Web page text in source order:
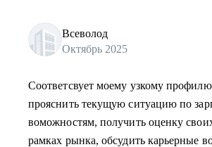
Всеволод
Октябрь 2025
Соответсвует моему узкому
прояснить текущую ситуацию по
воможностям, получить оценку
рамках рынка, обсудить карьерные